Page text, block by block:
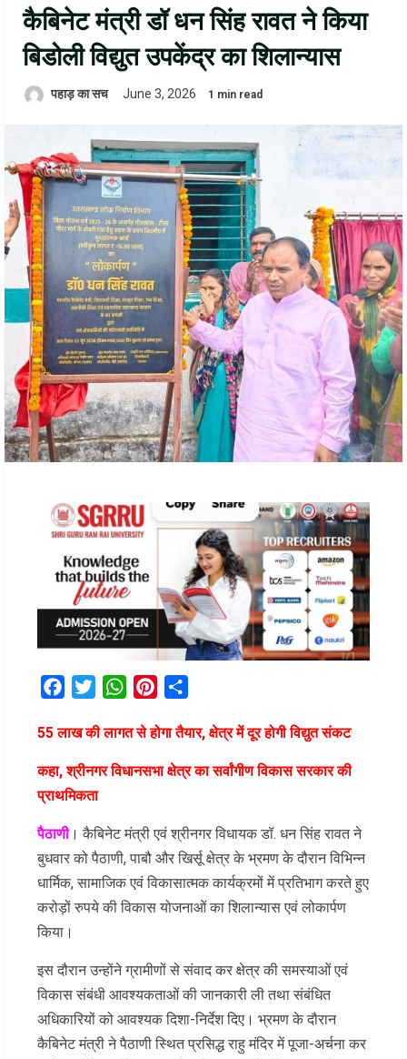
कैबिनेट मंत्री डॉ धन सिंह रावत ने किया
बिडोली विद्युत उपकेंद्र का शिलान्यास
पहाड़ का सच June 3, 2026 1 min read
FacebookTwitterWhatsAppPinterest
55 लाख की लागत से होगा तैयार, क्षेत्र में दूर होगी विद्युत संकट
कहा, श्रीनगर विधानसभा क्षेत्र का सर्वांगीण विकास सरकार की
प्राथमिकता
पैठाणी। कैबिनेट मंत्री एवं श्रीनगर विधायक डॉ. धन सिंह रावत ने
बुधवार को पैठाणी, पाबौ और खिर्सू क्षेत्र के भ्रमण के दौरान विभिन्न
धार्मिक, सामाजिक एवं विकासात्मक कार्यक्रमों में प्रतिभाग करते हुए
करोड़ों रुपये की विकास योजनाओं का शिलान्यास एवं लोकार्पण
किया।
इस दौरान उन्होंने ग्रामीणों से संवाद कर क्षेत्र की समस्याओं एवं
विकास संबंधी आवश्यकताओं की जानकारी ली तथा संबंधित
अधिकारियों को आवश्यक दिशा-निर्देश दिए। भ्रमण के दौरान
कैबिनेट मंत्री ने पैठाणी स्थित प्रसिद्ध राहु मंदिर में पूजा-अर्चना कर